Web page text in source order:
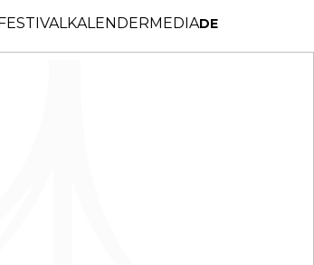
KALENDERMEDIADE